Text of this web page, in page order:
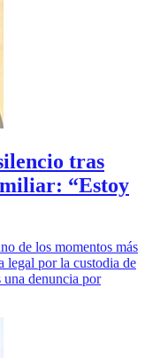
tras
“Estoy
de los momentos más
legal por la custodia de
denuncia por